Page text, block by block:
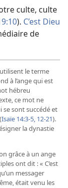
culte, culte
). C’est Dieu
de
le terme
à l’ange qui est
hébreu
ce mot ne
se sont succédé et
Isaïe 14:3-5, 12-21).
la dynastie
grâce à un ange
ont dit : « C’est
messager
était venu les